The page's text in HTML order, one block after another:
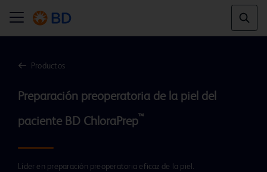
Productos
Preparación preoperatoria de la piel del
paciente BD ChloraPrep™
Líder en preparación preoperatoria eficaz de la piel.